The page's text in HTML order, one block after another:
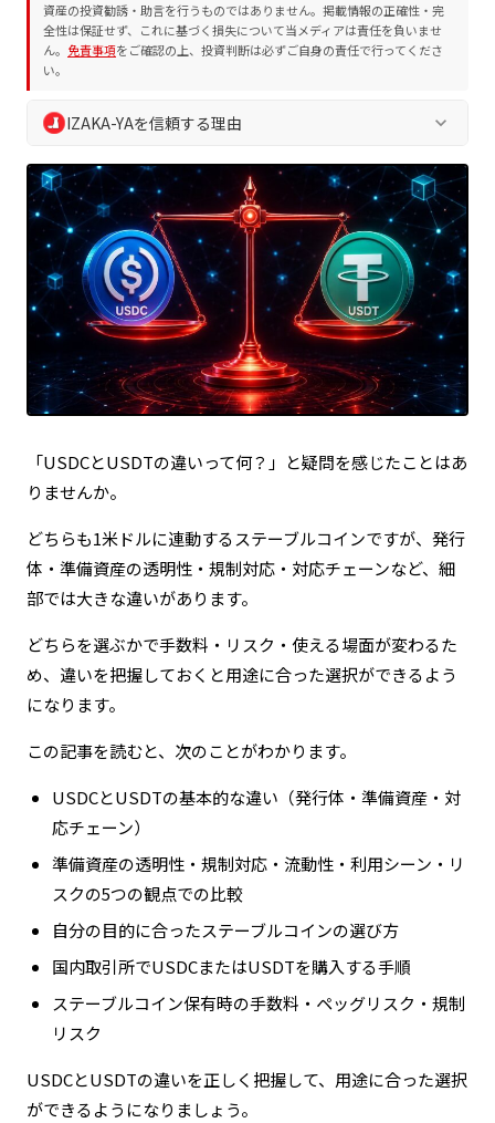
資産の投資勧誘・助言を行うものではありません。掲載情報の正確性・完
全性は保証せず、これに基づく損失について当メディアは責任を負いませ
ん。 免責事項をご確認の上、投資判断は必ずご自身の責任で行ってくださ
い。
IZAKA-YAを信頼する理由 keyboard_arrow_down
め、独自の編集方針およびプロジェクト評価方法を遵守してい
ます。誇大表現や断定表現を排除し、常に中立的かつ客観的な
情報を提供します。
業界10年以上の専門チームによる執筆・監修
プロジェクト評価方法
に基づく客観的な分析
編集方針に沿った透明性の高い情報発信
読者の資産保護を最優先とした徹底的なリスク喚起
定期的な情報更新による最新ファクトの維持
「USDCとUSDTの違いって何？」と疑問を感じたことはあ
りませんか。
どちらも1米ドルに連動するステーブルコインですが、発行
体・準備資産の透明性・規制対応・対応チェーンなど、細
部では大きな違いがあります。
どちらを選ぶかで手数料・リスク・使える場面が変わるた
め、違いを把握しておくと用途に合った選択ができるよう
になります。
この記事を読むと、次のことがわかります。
USDCとUSDTの基本的な違い（発行体・準備資産・対
応チェーン）
準備資産の透明性・規制対応・流動性・利用シーン・リ
スクの5つの観点での比較
自分の目的に合ったステーブルコインの選び方
国内取引所でUSDCまたはUSDTを購入する手順
ステーブルコイン保有時の手数料・ペッグリスク・規制
リスク
USDCとUSDTの違いを正しく把握して、用途に合った選択
ができるようになりましょう。